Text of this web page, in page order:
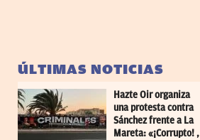
ÚLTIMAS NOTICIAS
Hazte Oir organiza
una protesta contra
Sánchez frente a La
Mareta: «¡Corrupto! ,